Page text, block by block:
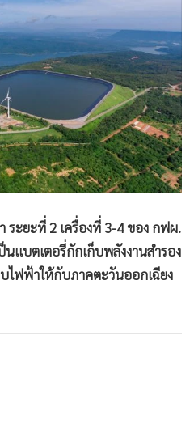
ระยะที่ 2 เครื่องที่ 3-4 ของ กฟผ.
แบตเตอรี่กักเก็บพลังงานสำรอง
ไฟฟ้าให้กับภาคตะวันออกเฉียง